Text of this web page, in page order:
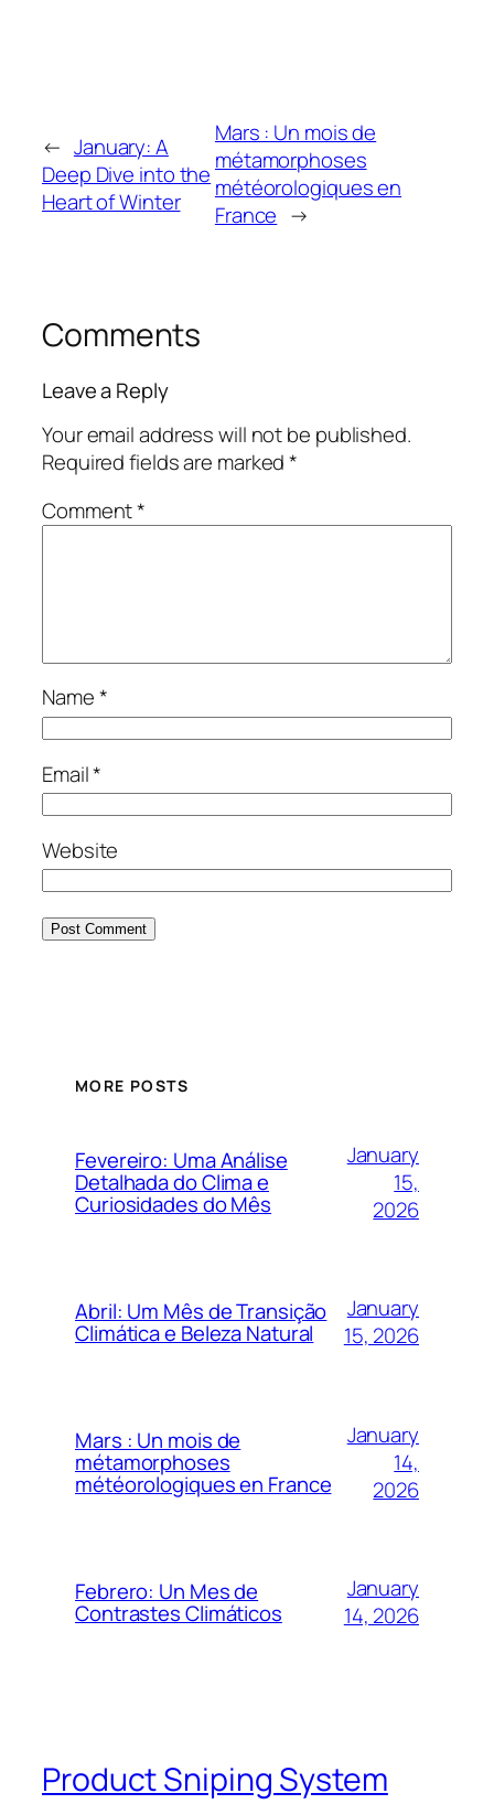
← January: A
Deep Dive into the
Heart of Winter
Mars : Un mois de
métamorphoses
météorologiques en
France →
Comments
Leave a Reply
Your email address will not be published.
Required fields are marked*
Comment*
Name*
Email*
Website
MORE POSTS
Fevereiro: Uma Análise
Detalhada do Clima e
Curiosidades do Mês
January
15,
2026
Abril: Um Mês de Transição
Climática e Beleza Natural
January
15, 2026
Mars : Un mois de
métamorphoses
météorologiques en France
January
14,
2026
Febrero: Un Mes de
Contrastes Climáticos
January
14, 2026
Product Sniping System